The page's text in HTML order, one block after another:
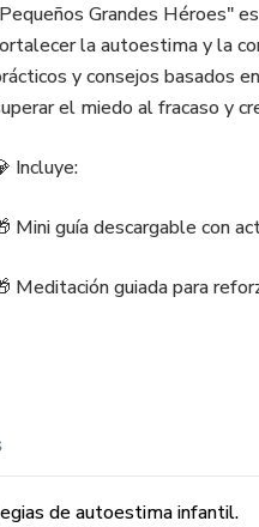
Grandes Héroes"
la autoestima y la
y consejos basados
el miedo al fracaso y
Incluye:
Mini guía descargable con
Meditación guiada para
de autoestima infantil.